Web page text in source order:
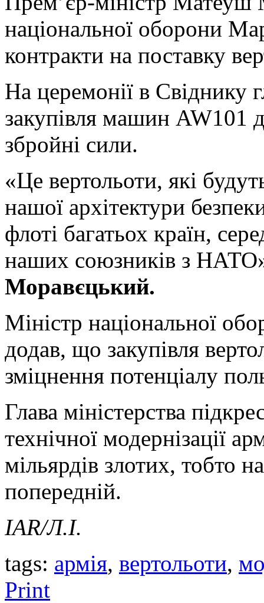
національної оборони
контракти на поставку
На церемонії в Свіднику
закупівля машин AW101
збройні сили.
«Це вертольоти, які
нашої архітектури
флоті багатьох країн,
наших союзників з
Моравєцький.
Міністр національної
додав, що закупівля
зміцнення потенціалу
Глава міністерства
технічної модернізації
мільярдів злотих, тобто
попередній.
IAR/Л.І.
tags: армія, вертольоти,
Print